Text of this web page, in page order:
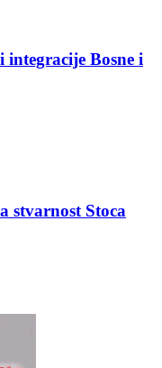
integracije Bosne i
stvarnost Stoca